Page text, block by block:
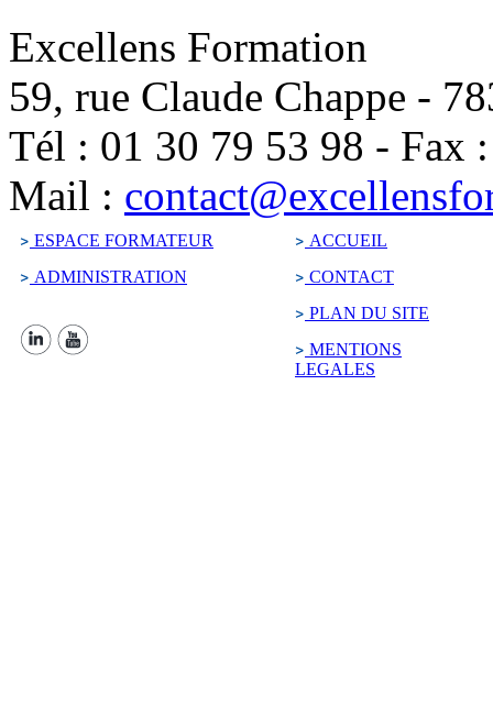
Excellens Formation
59, rue Claude Chappe -
Tél : 01 30 79 53 98 - Fax
Mail :
ESPACE FORMATEUR
ACCUEIL
ADMINISTRATION
CONTACT
PLAN DU SITE
MENTIONS
LEGALES